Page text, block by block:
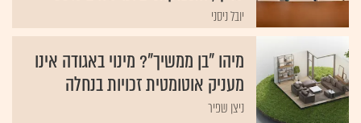
יובל ניסני
מיהו "בן ממשיך"? מינוי באגודה אינו
מעניק אוטומטית זכויות בנחלה
ניצן שפיר